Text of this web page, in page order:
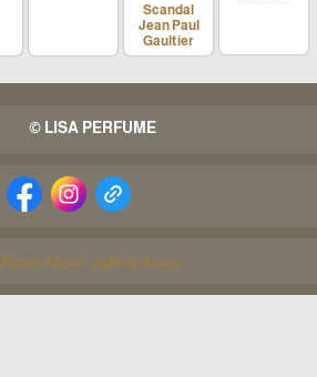
Scandal
Jean Paul
Gaultier
LISA PERFUME ©
برمجة وتطوير شركة